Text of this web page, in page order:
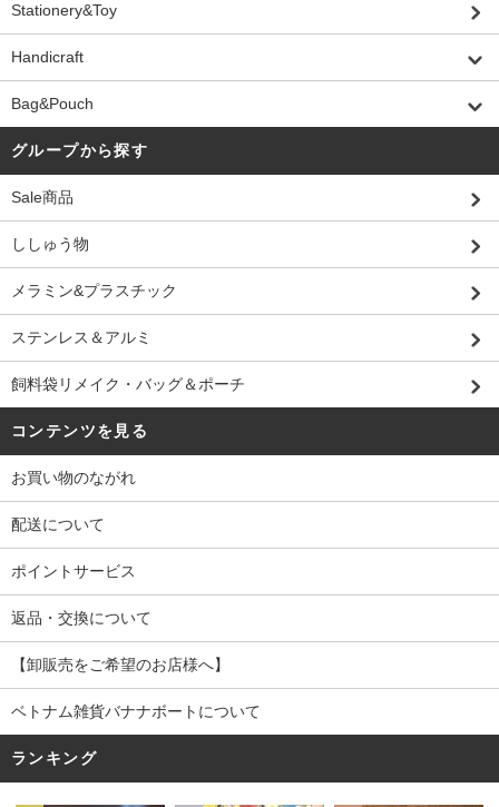
Stationery&Toy
Handicraft
Bag&Pouch
グループから探す
Sale商品
ししゅう物
メラミン&プラスチック
ステンレス＆アルミ
飼料袋リメイク・バッグ＆ポーチ
コンテンツを見る
お買い物のながれ
配送について
ポイントサービス
返品・交換について
【卸販売をご希望のお店様へ】
ベトナム雑貨バナナボートについて
ランキング